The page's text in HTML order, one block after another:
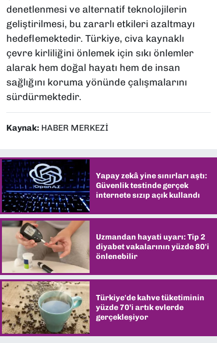
denetlenmesi ve alternatif teknolojilerin
geliştirilmesi, bu zararlı etkileri azaltmayı
hedeflemektedir. Türkiye, civa kaynaklı
çevre kirliliğini önlemek için sıkı önlemler
alarak hem doğal hayatı hem de insan
sağlığını koruma yönünde çalışmalarını
sürdürmektedir.
Kaynak: HABER MERKEZİ
Yapay zekâ yine sınırları aştı:
Güvenlik testinde gerçek
internete sızıp açık kullandı
Uzmandan hayati uyarı: Tip 2
diyabet vakalarının yüzde 80'i
önlenebilir
Türkiye'de kahve tüketiminin
yüzde 70’i artık evlerde
gerçekleşiyor